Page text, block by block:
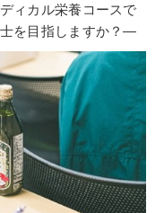
ィカル栄養コースで
を目指しますか？―